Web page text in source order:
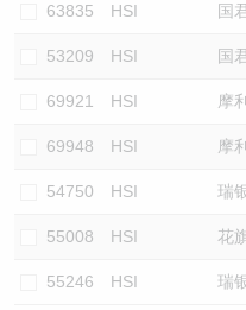
63835 HSI 国
53209 HSI 国
69921 HSI 摩利
69948 HSI 摩利
54750 HSI 瑞
55008 HSI 花
55246 HSI 瑞